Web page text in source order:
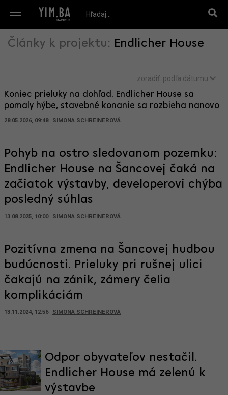
Články k projektu: Endlicher House
zoradiť: podľa dátumu
Koniec prieluky na dohľad. Endlicher House sa
pomaly hýbe, stavebné konanie sa rozbieha nanovo
28.05.2026, 09:48 SIMONA SCHREINEROVÁ
Pohyb na ostro sledovanom pozemku:
Endlicher House na Šancovej čaká na
začiatok výstavby, developerovi chýba
posledný súhlas
13.08.2025, 10:00 SIMONA SCHREINEROVÁ
Pozitívna zmena na Šancovej hudbou
budúcnosti. Prieluky pri rušnej ulici
čakajú na zánik, zámery čelia
komplikáciám
13.11.2024, 12:56 SIMONA SCHREINEROVÁ
Odpor obyvateľov nestačil.
Endlicher House má zelenú k
výstavbe